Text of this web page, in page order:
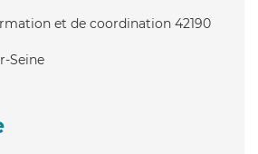
et de coordination 42190
Seine